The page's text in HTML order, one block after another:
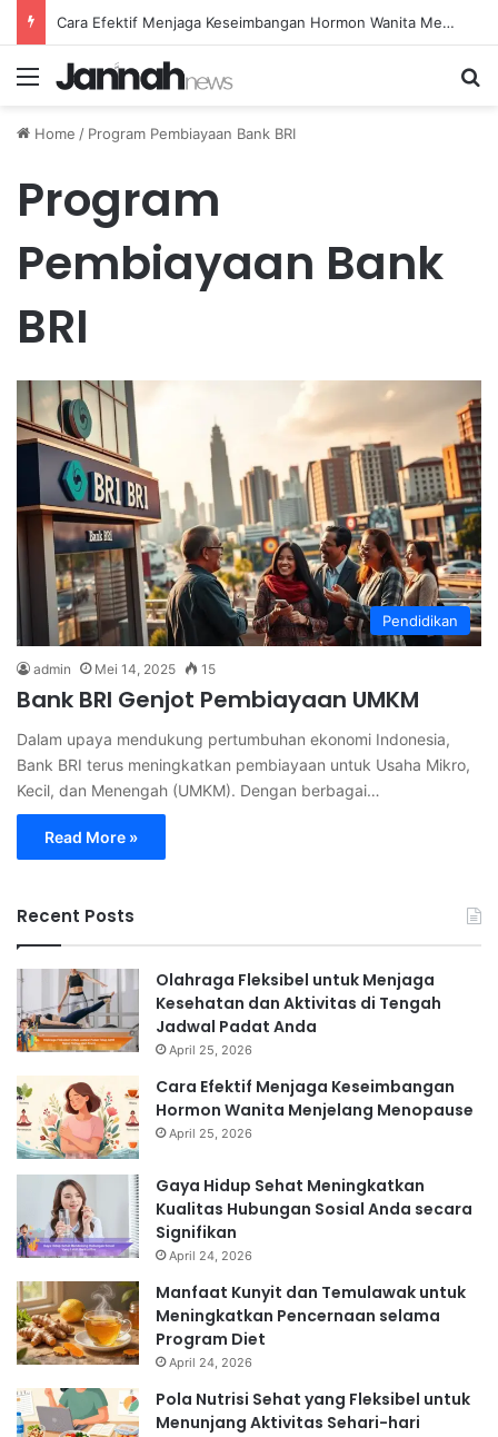
Cara Efektif Menjaga Keseimbangan Hormon Wanita Menjelang Menopause
Menu
Home / Program Pembiayaan Bank BRI
Program
Pembiayaan Bank
BRI
Pendidikan
admin Mei 14, 2025 15
Bank BRI Genjot Pembiayaan UMKM
Dalam upaya mendukung pertumbuhan ekonomi Indonesia,
Bank BRI terus meningkatkan pembiayaan untuk Usaha Mikro,
Kecil, dan Menengah (UMKM). Dengan berbagai…
Read More »
Recent Posts
Olahraga Fleksibel untuk Menjaga
Kesehatan dan Aktivitas di Tengah
Jadwal Padat Anda
April 25, 2026
Cara Efektif Menjaga Keseimbangan
Hormon Wanita Menjelang Menopause
April 25, 2026
Gaya Hidup Sehat Meningkatkan
Kualitas Hubungan Sosial Anda secara
Signifikan
April 24, 2026
Manfaat Kunyit dan Temulawak untuk
Meningkatkan Pencernaan selama
Program Diet
April 24, 2026
Pola Nutrisi Sehat yang Fleksibel untuk
Menunjang Aktivitas Sehari-hari